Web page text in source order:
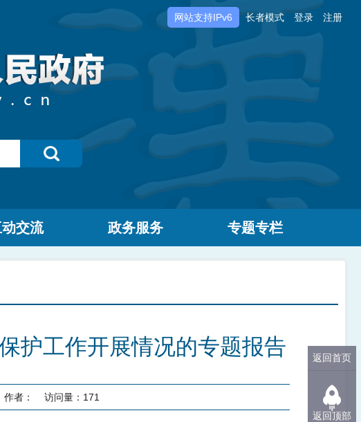
网站支持IPv6 长者模式 登录 注册
交流 政务服务 专题专栏
护工作开展情况的专题报告
作者： 访问量： 171
返回首页
返回顶部